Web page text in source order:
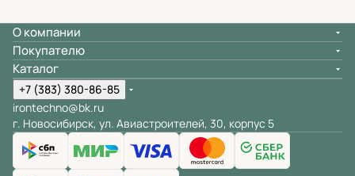
О компании
Покупателю
Каталог
+7 (383) 380-86-85
irontechno@bk.ru
г. Новосибирск, ул. Авиастроителей, 30, корпус 5